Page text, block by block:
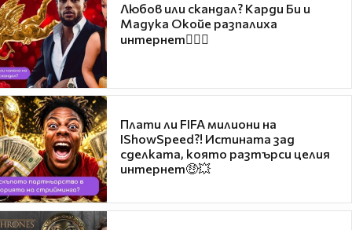
Любов или скандал? Карди Би и
Мадука Окойе разпалиха
интернет❤️‍🔥🔥
Плати ли FIFA милиони на
IShowSpeed?! Истината зад
сделката, която разтърси целия
интернет🤑💥